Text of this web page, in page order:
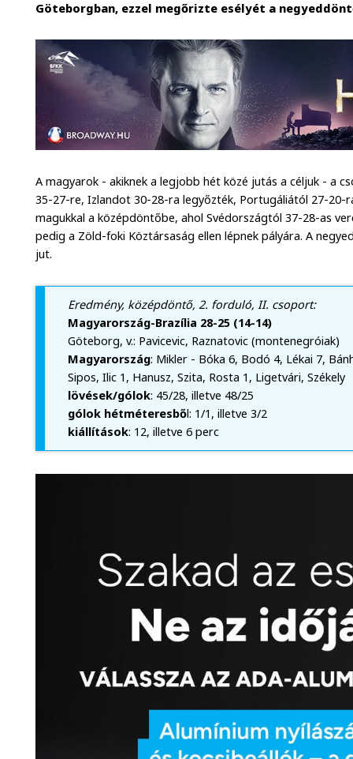
Göteborgban, ezzel megőrizte esélyét a
A magyarok - akiknek a legjobb hét közé jutás a céljuk - a
35-27-re, Izlandot 30-28-ra legyőzték, Portugáliától 27-
magukkal a középdöntőbe, ahol Svédországtól 37-28-as
pedig a Zöld-foki Köztársaság ellen lépnek pályára. A
jut.
Eredmény, középdöntő, 2. forduló, II. csoport:
Magyarország-Brazília 28-25 (14-14)
Göteborg, v.: Pavicevic, Raznatovic (montenegróiak)
Magyarország: Mikler - Bóka 6, Bodó 4, Lékai 7,
Sipos, Ilic 1, Hanusz, Szita, Rosta 1, Ligetvári, Székely
lövések/gólok: 45/28, illetve 48/25
gólok hétméteresből: 1/1, illetve 3/2
kiállítások: 12, illetve 6 perc